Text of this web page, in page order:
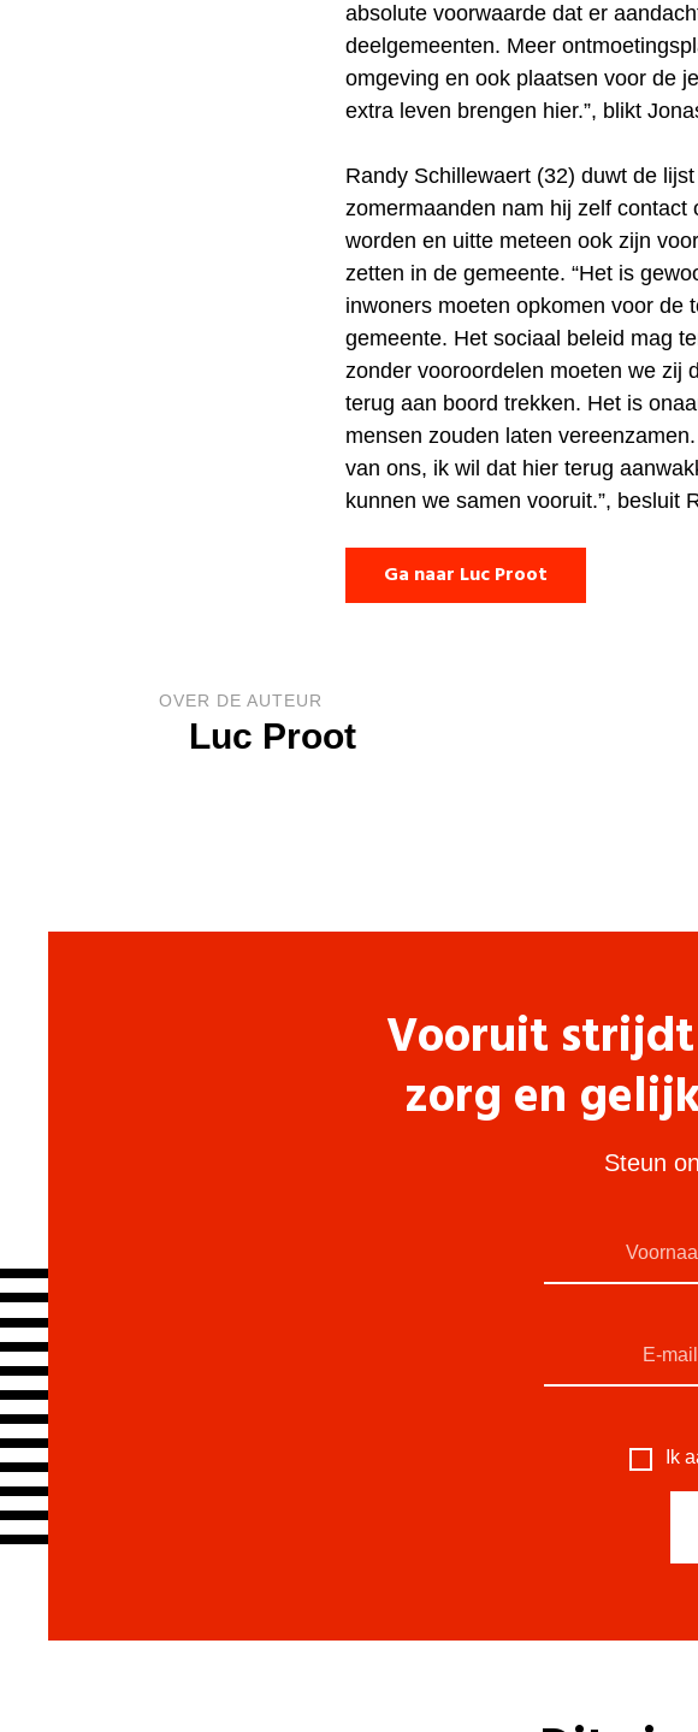
absolute voorwaarde dat er
deelgemeenten. Meer
omgeving en ook plaatsen voor de
extra leven brengen hier.”, blikt
Randy Schillewaert (32) duwt de
zomermaanden nam hij zelf contact
worden en uitte meteen ook zijn
zetten in de gemeente. “Het is
inwoners moeten opkomen voor de
gemeente. Het sociaal beleid mag
zonder vooroordelen moeten we zij
terug aan boord trekken. Het is
mensen zouden laten
van ons, ik wil dat hier terug
kunnen we samen vooruit.”, besluit
Ga naar Luc Proot
OVER DE AUTEUR
Luc Proot
Vooruit
zorg en
Steun
Ik